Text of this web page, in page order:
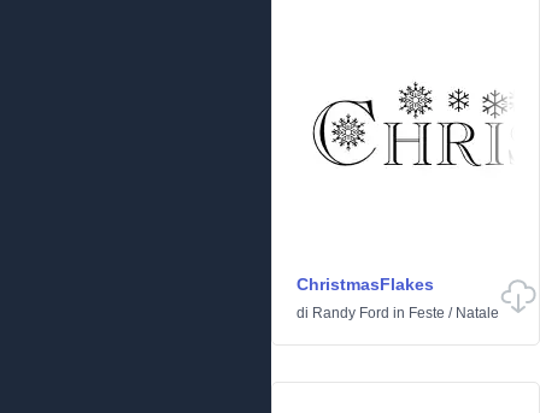
ChristmasFlakes
di Randy Ford in Feste / Natale